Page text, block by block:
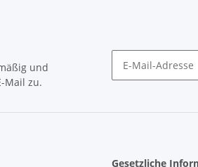
und
Mail zu.
Gesetzliche